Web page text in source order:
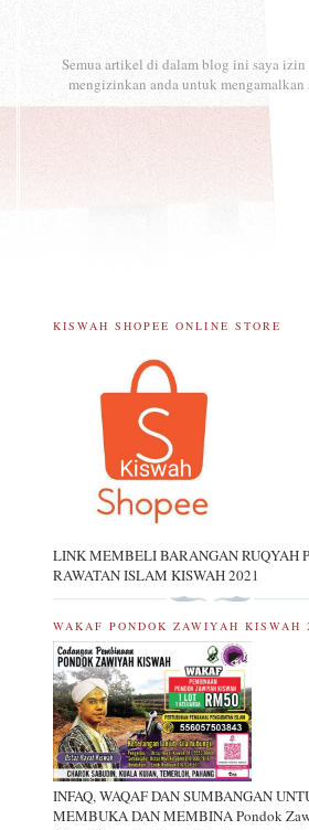
Semua artikel di dalam blog ini saya
mengizinkan anda untuk
KISWAH SHOPEE ONLINE STORE
LINK MEMBELI BARANGAN RUQYAH
RAWATAN ISLAM KISWAH 2021
WAKAF PONDOK ZAWIYAH KISWAH
INFAQ, WAQAF DAN SUMBANGAN
MEMBUKA DAN MEMBINA Pondok